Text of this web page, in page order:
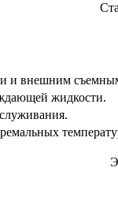
и внешним
жидкости.